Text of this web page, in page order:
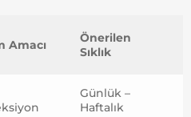
Amacı
Önerilen
Sıklık
Günlük –
Haftalık